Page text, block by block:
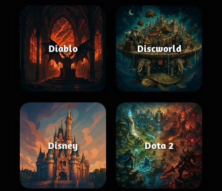
Diablo Discworld
Disney Dota 2